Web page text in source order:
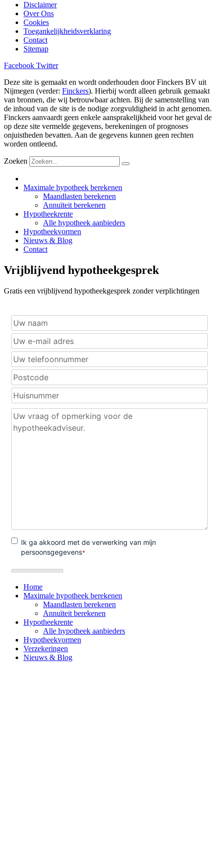
Disclaimer
Over Ons
Cookies
Toegankelijkheidsverklaring
Contact
Sitemap
Facebook Twitter
Deze site is gemaakt en wordt onderhouden door Finckers BV uit
Nijmegen (verder: Finckers). Hierbij wordt alleen gebruik gemaakt
van bronnen, die wij betrouwbaar achten. Bij de samenstelling van
de inhoud van de site is de nodige zorgvuldigheid in acht genomen.
Finckers aanvaardt geen enkele aansprakelijkheid voor het geval de
op deze site vermelde gegevens, berekeningen of prognoses
onjuistheden bevatten. Aan de gegevens kunnen geen rechten
worden ontleend.
Zoeken
Maximale hypotheek berekenen
Maandlasten berekenen
Annuïteit berekenen
Hypotheekrente
Alle hypotheek aanbieders
Hypotheekvormen
Nieuws & Blog
Contact
Vrijblijvend hypotheekgesprek
Gratis een vrijblijvend hypotheekgesprek zonder verplichtingen
Home
Maximale hypotheek berekenen
Maandlasten berekenen
Annuïteit berekenen
Hypotheekrente
Alle hypotheek aanbieders
Hypotheekvormen
Verzekeringen
Nieuws & Blog